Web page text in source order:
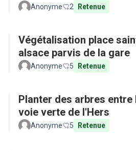
Anonyme 2 Retenue
Végétalisation place
alsace parvis de la gare
Anonyme 5 Retenue
Planter des arbres entre
voie verte de l'Hers
Anonyme 5 Retenue